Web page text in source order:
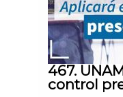
Notas del episodio.
467.
control